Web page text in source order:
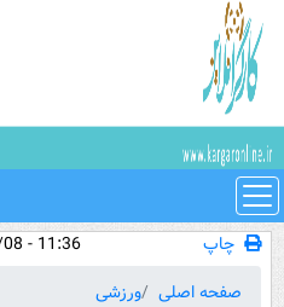
چاپ
11:36 - 1396/04/08
صفحه اصلی
ورزشی